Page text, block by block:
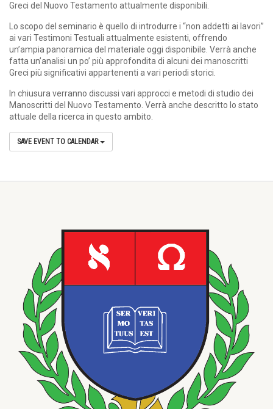
Greci del Nuovo Testamento attualmente disponibili.
Lo scopo del seminario è quello di introdurre i “non addetti ai lavori”
ai vari Testimoni Testuali attualmente esistenti, offrendo
un’ampia panoramica del materiale oggi disponibile. Verrà anche
fatta un’analisi un po’ più approfondita di alcuni dei manoscritti
Greci più significativi appartenenti a vari periodi storici.
In chiusura verranno discussi vari approcci e metodi di studio dei
Manoscritti del Nuovo Testamento. Verrà anche descritto lo stato
attuale della ricerca in questo ambito.
SAVE EVENT TO CALENDAR